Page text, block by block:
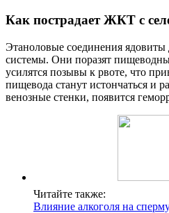
Как пострадает ЖКТ с
Этаноловые соединения
системы. Они поразят
усилятся позывы к рвоте, что
пищевода станут истончаться и
венозные стенки, появится
Читайте также:
Влияние алкоголя на